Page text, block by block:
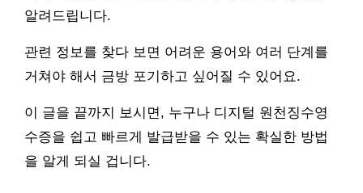
알려드립니다.
관련 정보를 찾다 보면 어려운 용어와 여러 단계를
거쳐야 해서 금방 포기하고 싶어질 수 있어요.
이 글을 끝까지 보시면, 누구나 디지털 원천징수영
수증을 쉽고 빠르게 발급받을 수 있는 확실한 방법
을 알게 되실 겁니다.